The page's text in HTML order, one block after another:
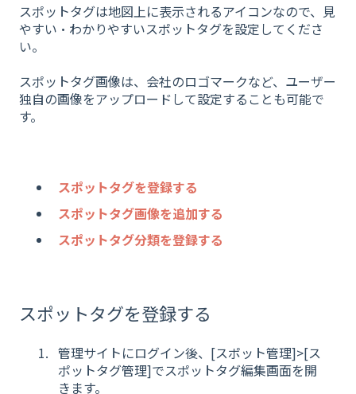
スポットタグは地図上に表示されるアイコンなので、見
やすい・わかりやすいスポットタグを設定してくださ
い。
スポットタグ画像は、会社のロゴマークなど、ユーザー
独自の画像をアップロードして設定することも可能で
す。
スポットタグを登録する
スポットタグ画像を追加する
スポットタグ分類を登録する
スポットタグを登録する
管理サイトにログイン後、[スポット管理]>[ス
ポットタグ管理]でスポットタグ編集画面を開
きます。